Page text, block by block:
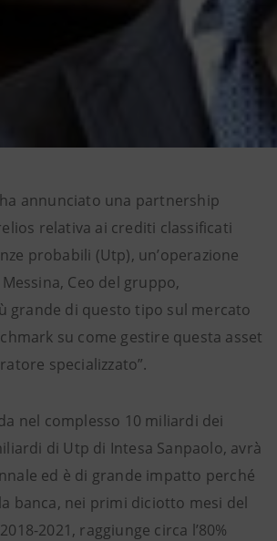
annunciato una partnership
relativa ai crediti classificati
probabili (Utp), un’operazione
Ceo del gruppo,
grande di questo tipo sul mercato
su come gestire questa asset
specializzato”.
nel complesso 10 miliardi dei
di Utp di Intesa Sanpaolo, avrà
ed è di grande impatto perché
banca, nei primi diciotto mesi del
2021, raggiunge circa l’80%